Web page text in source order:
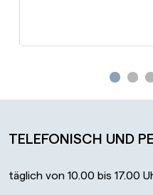
Gehe
TELEFONISCH UND
täglich von 10.00 bis 17.00